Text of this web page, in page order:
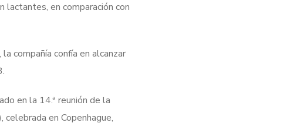
en comparación con
compañía confía en alcanzar
en la 14.ª reunión de la
en Copenhague,